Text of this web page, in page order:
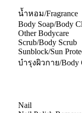
น้ำหอม/Fragrance
Body Soap/Body
Other Bodycare
Scrub/Body Scrub
Sunblock/Sun
บำรุงผิวกาย/Body
Nail